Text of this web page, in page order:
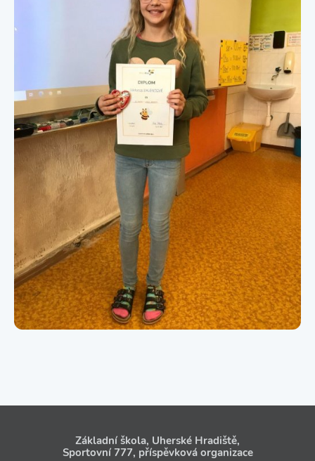
Základní škola, Uherské Hradiště,
Sportovní 777, příspěvková organizace